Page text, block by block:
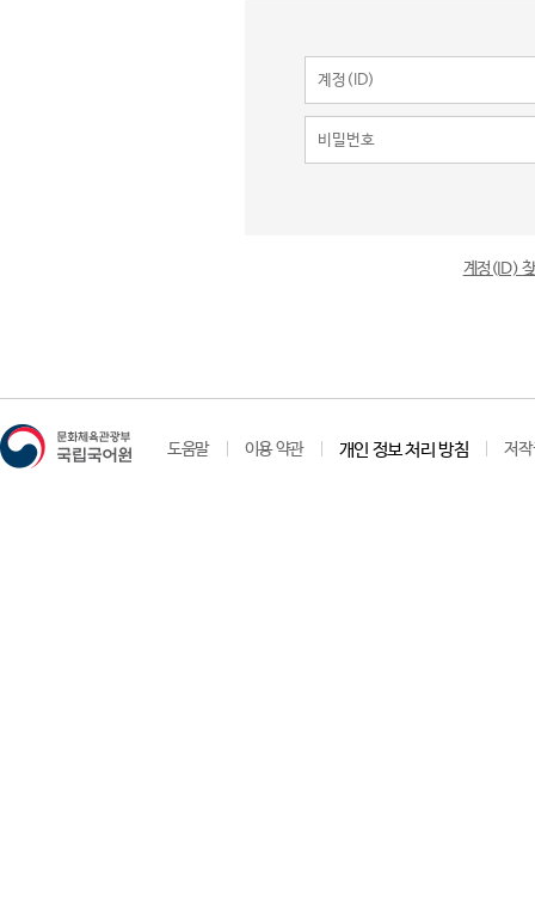
계정(ID)
도움말 이용 약관 개인 정보 처리 방침 저